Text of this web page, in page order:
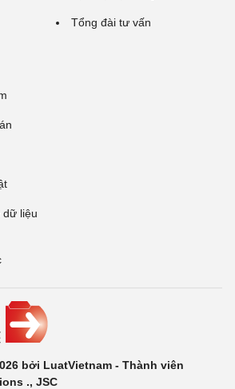
Tổng đài tư vấn
dữ liệu
bởi LuatVietnam - Thành viên
., JSC